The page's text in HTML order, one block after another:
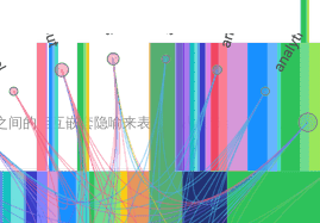
的相互嵌套隐喻来表达。从根节点开始，屏幕